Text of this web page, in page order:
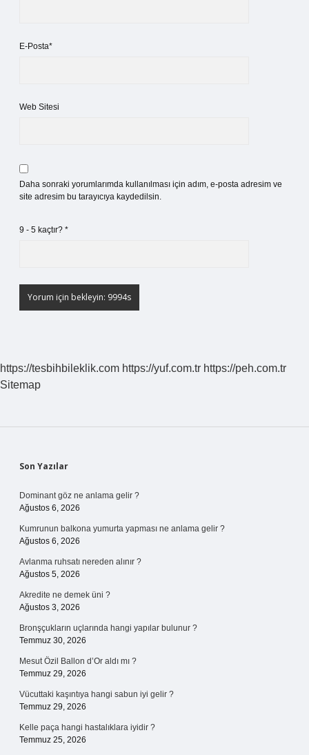
E-Posta*
Web Sitesi
Daha sonraki yorumlarımda kullanılması için adım, e-posta adresim ve
site adresim bu tarayıcıya kaydedilsin.
9 - 5 kaçtır? *
https://tesbihbileklik.com https://yuf.com.tr https://peh.com.tr
Sitemap
Sidebar
Son Yazılar
Dominant göz ne anlama gelir ?
Ağustos 6, 2026
Kumrunun balkona yumurta yapması ne anlama gelir ?
Ağustos 6, 2026
Avlanma ruhsatı nereden alınır ?
Ağustos 5, 2026
Akredite ne demek üni ?
Ağustos 3, 2026
Bronşçukların uçlarında hangi yapılar bulunur ?
Temmuz 30, 2026
Mesut Özil Ballon d’Or aldı mı ?
Temmuz 29, 2026
Vücuttaki kaşıntıya hangi sabun iyi gelir ?
Temmuz 29, 2026
Kelle paça hangi hastalıklara iyidir ?
Temmuz 25, 2026